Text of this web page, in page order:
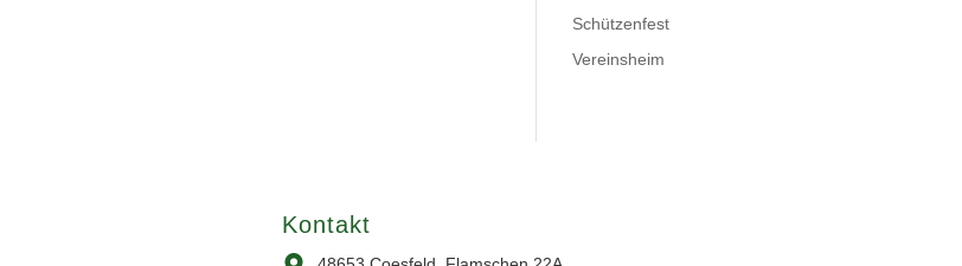
Schützenfest
Vereinsheim
Kontakt